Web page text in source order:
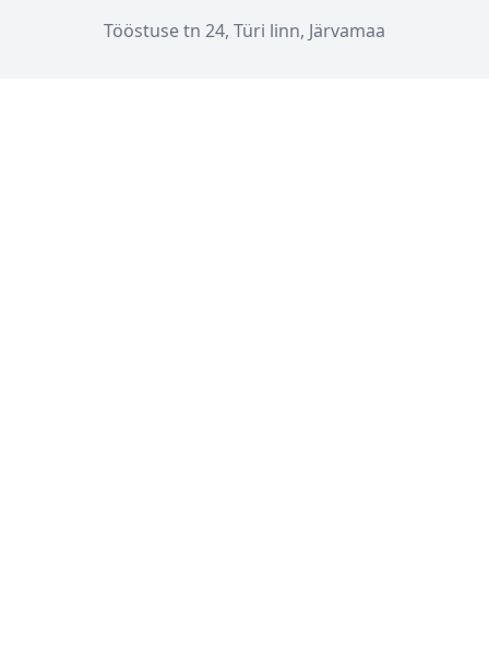
Tööstuse tn 24, Türi linn, Järvamaa